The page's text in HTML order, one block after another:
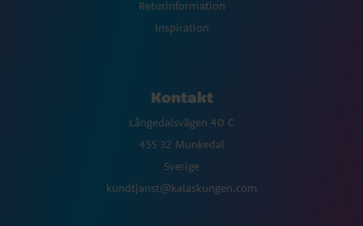
Returinformation
Inspiration
Kontakt
Långedalsvägen 40 C
455 32 Munkedal
Sverige
kundtjanst@kalaskungen.com